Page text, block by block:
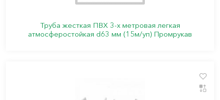
Труба жесткая ПВХ 3-х метровая легкая
атмосферостойкая d63 мм (15м/уп) Промрукав